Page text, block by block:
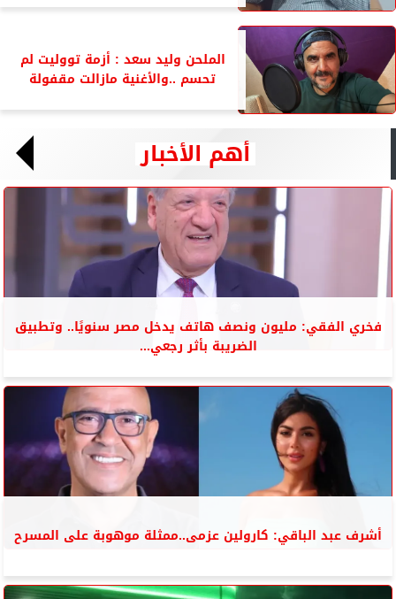
الملحن وليد سعد : أزمة تووليت لم
تحسم ..والأغنية مازالت مقفولة
أهم الأخبار
فخري الفقي: مليون ونصف هاتف يدخل مصر سنويًا.. وتطبيق
الضريبة بأثر رجعي...
أشرف عبد الباقي: كارولين عزمى..ممثلة موهوبة على المسرح